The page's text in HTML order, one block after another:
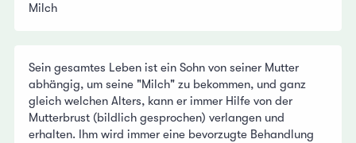
Milch
Sein gesamtes Leben ist ein Sohn von seiner Mutter
abhängig, um seine "Milch" zu bekommen, und ganz
gleich welchen Alters, kann er immer Hilfe von der
Mutterbrust (bildlich gesprochen) verlangen und
erhalten. Ihm wird immer eine bevorzugte Behandlung